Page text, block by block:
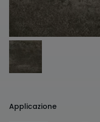
Applicazione